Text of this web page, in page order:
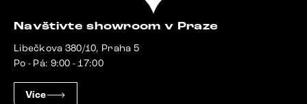
Navštivte showroom v Praze
Libečkova 380/10, Praha 5
Po - Pá: 9:00 - 17:00
Více